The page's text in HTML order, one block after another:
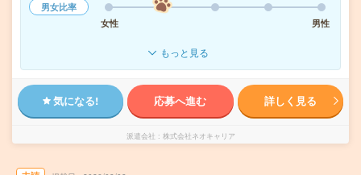
男女比率
女性
男性
もっと見る
気になる! 応募へ進む 詳しく見る
派遣会社 株式会社ネオキャリア